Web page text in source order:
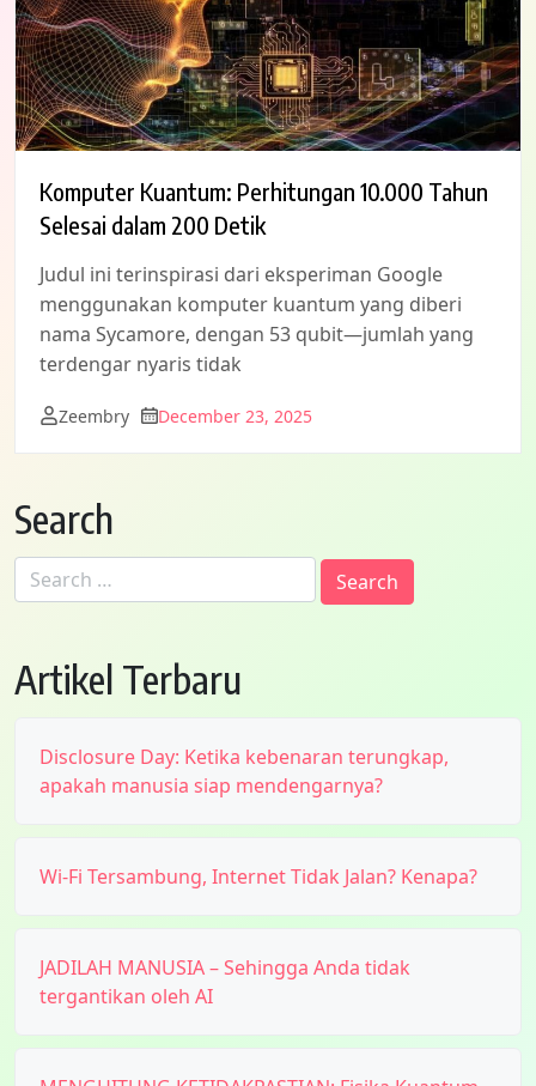
Komputer Kuantum: Perhitungan 10.000 Tahun
Selesai dalam 200 Detik
Judul ini terinspirasi dari eksperiman Google
menggunakan komputer kuantum yang diberi
nama Sycamore, dengan 53 qubit—jumlah yang
terdengar nyaris tidak
Zeembry December 23, 2025
Search
Search
for:
Artikel Terbaru
Disclosure Day: Ketika kebenaran terungkap,
apakah manusia siap mendengarnya?
Wi-Fi Tersambung, Internet Tidak Jalan? Kenapa?
JADILAH MANUSIA – Sehingga Anda tidak
tergantikan oleh AI